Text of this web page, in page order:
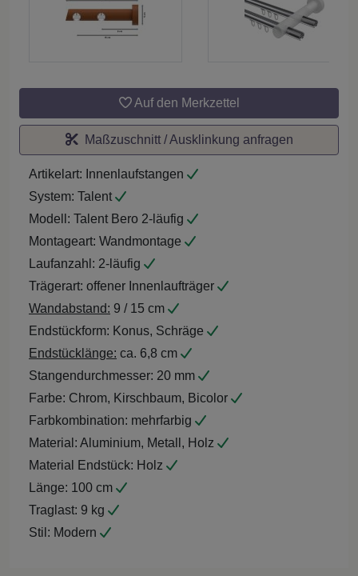
Auf den Merkzettel
Maßzuschnitt / Ausklinkung anfragen
Artikelart: Innenlaufstangen
System: Talent
Modell: Talent Bero 2-läufig
Montageart: Wandmontage
Laufanzahl: 2-läufig
Trägerart: offener Innenlaufträger
Wandabstand: 9 / 15 cm
Endstückform: Konus, Schräge
Endstücklänge: ca. 6,8 cm
Stangendurchmesser: 20 mm
Farbe: Chrom, Kirschbaum, Bicolor
Farbkombination: mehrfarbig
Material: Aluminium, Metall, Holz
Material Endstück: Holz
Länge: 100 cm
Traglast: 9 kg
Stil: Modern